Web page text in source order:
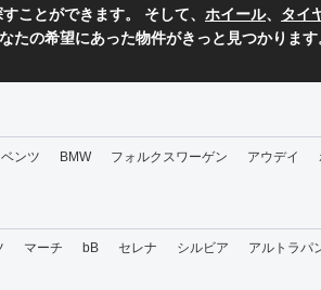
ことができます。 そして、 ホイール、 タイ
たの希望にあった物件がきっと見つかります
ンツ BMW フォルクスワーゲン アウデイ
マーチ bB セレナ シルビア アルトラパ